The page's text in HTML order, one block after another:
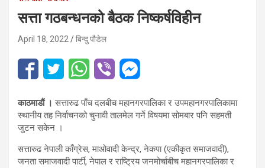
सत्ता गठबन्धनको बैठक निष्कर्षविहीन
April 18, 2022 बिन्दु पौडेल
काठमाडाैं । सत्तारुढ पाँच दलबीच महानगरपालिका र उपमहानगरपालिकामा
स्थानीय तह निर्वाचनको चुनावी तालमेल गर्ने विषयमा सोमबार पनि सहमती
जुटन सकेन ।
सत्तारुढ नेपाली काँग्रेस, माओवादी केन्द्र, नेकपा (एकीकृत समाजवादी),
जनता समाजवादी पार्टी, नेपाल र राष्ट्रिय जनमोर्चाबीच महानगरपालिका र